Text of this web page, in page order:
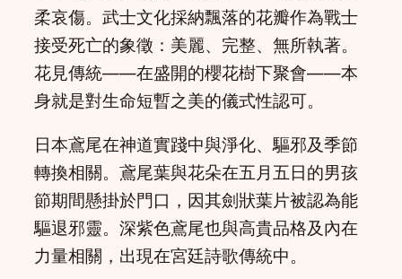
柔哀傷。武士文化採納飄落的花瓣作為戰士
接受死亡的象徵：美麗、完整、無所執著。
花見傳統——在盛開的櫻花樹下聚會——本
身就是對生命短暫之美的儀式性認可。
日本鳶尾在神道實踐中與淨化、驅邪及季節
轉換相關。鳶尾葉與花朵在五月五日的男孩
節期間懸掛於門口，因其劍狀葉片被認為能
驅退邪靈。深紫色鳶尾也與高貴品格及內在
力量相關，出現在宮廷詩歌傳統中。